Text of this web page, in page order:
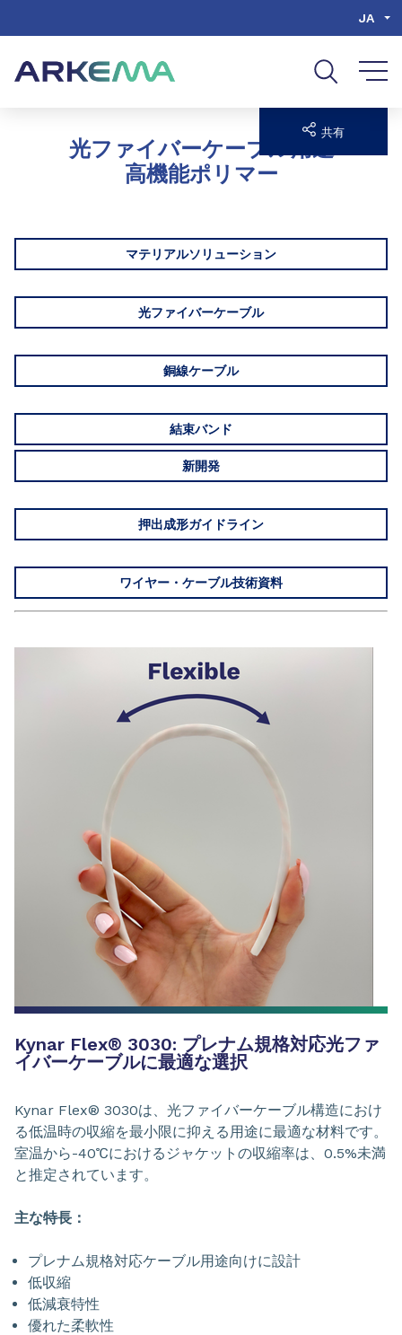
JA
光ファイバーケーブル用途
高機能ポリマー
共有
マテリアルソリューション
光ファイバーケーブル
銅線ケーブル
結束バンド
新開発
押出成形ガイドライン
ワイヤー・ケーブル技術資料
Kynar Flex® 3030: プレナム規格対応光ファ
イバーケーブルに最適な選択
Kynar Flex® 3030は、光ファイバーケーブル構造におけ
る低温時の収縮を最小限に抑える用途に最適な材料です。
室温から-40℃におけるジャケットの収縮率は、0.5%未満
と推定されています。
主な特長：
プレナム規格対応ケーブル用途向けに設計
低収縮
低減衰特性
優れた柔軟性